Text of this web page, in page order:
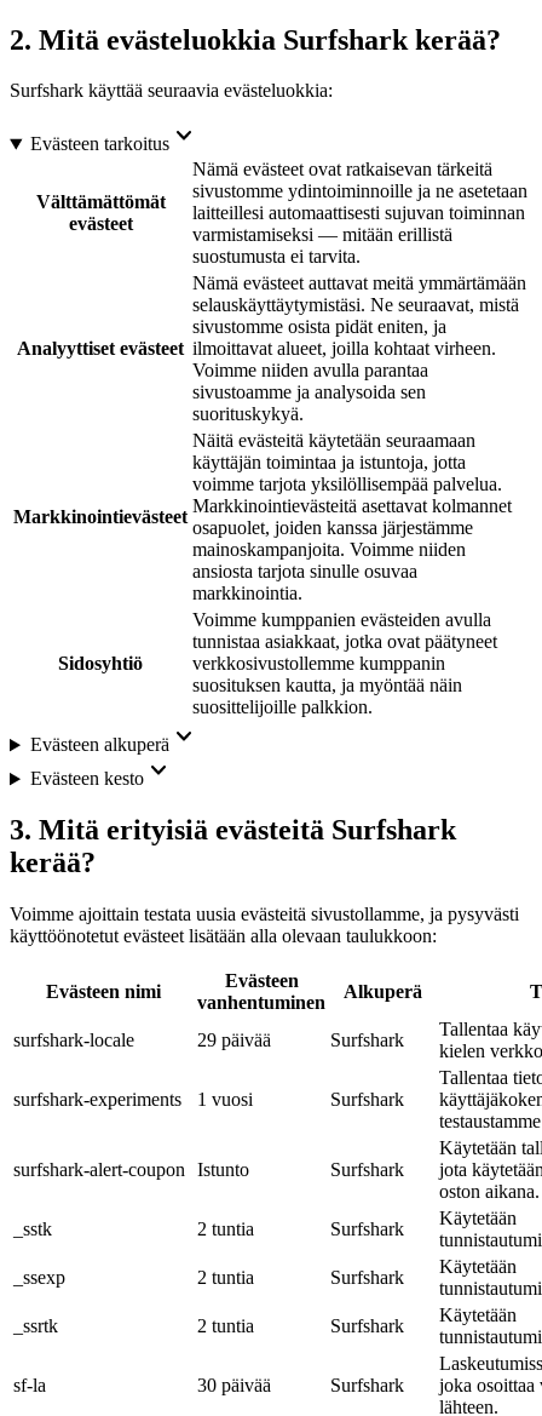
2. Mitä evästeluokkia Surfshark kerää?
Surfshark käyttää seuraavia evästeluokkia:
Evästeen tarkoitus
Välttämättömät
evästeet
Nämä evästeet ovat ratkaisevan tärkeitä
sivustomme ydintoiminnoille ja ne asetetaan
laitteillesi automaattisesti sujuvan toiminnan
varmistamiseksi — mitään erillistä
suostumusta ei tarvita.
Analyyttiset evästeet
Nämä evästeet auttavat meitä ymmärtämään
selauskäyttäytymistäsi. Ne seuraavat, mistä
sivustomme osista pidät eniten, ja
ilmoittavat alueet, joilla kohtaat virheen.
Voimme niiden avulla parantaa
sivustoamme ja analysoida sen
suorituskykyä.
Markkinointievästeet
Näitä evästeitä käytetään seuraamaan
käyttäjän toimintaa ja istuntoja, jotta
voimme tarjota yksilöllisempää palvelua.
Markkinointievästeitä asettavat kolmannet
osapuolet, joiden kanssa järjestämme
mainoskampanjoita. Voimme niiden
ansiosta tarjota sinulle osuvaa
markkinointia.
Sidosyhtiö
Voimme kumppanien evästeiden avulla
tunnistaa asiakkaat, jotka ovat päätyneet
verkkosivustollemme kumppanin
suosituksen kautta, ja myöntää näin
suosittelijoille palkkion.
Evästeen alkuperä
Evästeen kesto
3. Mitä erityisiä evästeitä Surfshark
kerää?
Voimme ajoittain testata uusia evästeitä sivustollamme, ja pysyvästi
käyttöönotetut evästeet lisätään alla olevaan taulukkoon:
Evästeen nimi
Evästeen
vanhentuminen
Alkuperä
surfshark-locale 29 päivää Surfshark
Tallentaa
kielen
surfshark-experiments 1 vuosi Surfshark
Tallentaa
surfshark-alert-coupon Istunto Surfshark
Käytetään
jota
oston aikana.
_sstk
2 tuntia Surfshark
Käytetään
_ssexp
2 tuntia Surfshark
Käytetään
_ssrtk
2 tuntia Surfshark
Käytetään
sf-la 30 päivää Surfshark
joka
lähteen.